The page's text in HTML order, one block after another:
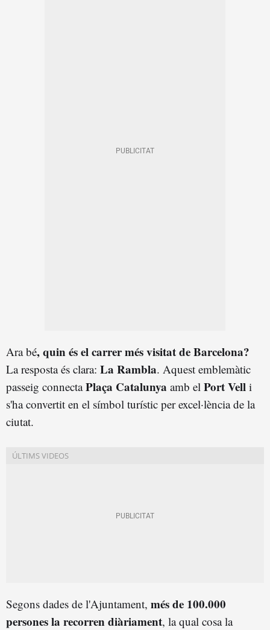
Ara bé, quin és el carrer més visitat de Barcelona?
La resposta és clara: La Rambla. Aquest emblemàtic
passeig connectaPlaça Catalunya amb el Port Vell i
s'ha convertit en el símbol turístic per excel·lència de la
ciutat.
Segons dades de l'Ajuntament, més de 100.000
persones la recorren diàriament, la qual cosa la